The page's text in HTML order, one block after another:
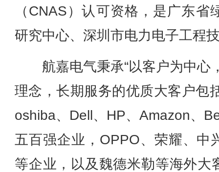
（CNAS）认可资格，是广东
研究中心、深圳市电力电子工程
航嘉电气秉承“以客户为中心
理念，长期服务的优质大客户包
oshiba、Dell、HP、Amazon、
五百强企业，OPPO、荣耀、中
等企业，以及魏德米勒等海外大